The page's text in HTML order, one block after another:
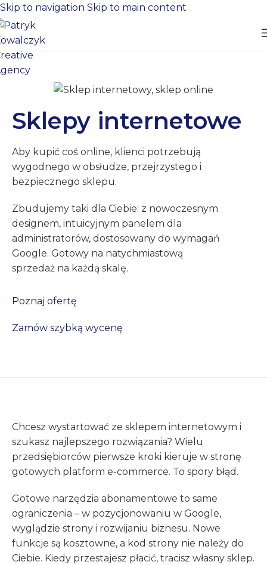
Skip to navigation Skip to main content
Sklepy internetowe
Aby kupić coś online, klienci potrzebują
wygodnego w obsłudze, przejrzystego i
bezpiecznego sklepu.
Zbudujemy taki dla Ciebie: z nowoczesnym
designem, intuicyjnym panelem dla
administratorów, dostosowany do wymagań
Google. Gotowy na natychmiastową
sprzedaż na każdą skalę.
Poznaj ofertę
Zamów szybką wycenę
Chcesz wystartować ze sklepem internetowym i
szukasz najlepszego rozwiązania? Wielu
przedsiębiorców pierwsze kroki kieruje w stronę
gotowych platform e-commerce. To spory błąd.
Gotowe narzędzia abonamentowe to same
ograniczenia – w pozycjonowaniu w Google,
wyglądzie strony i rozwijaniu biznesu. Nowe
funkcje są kosztowne, a kod strony nie należy do
Ciebie. Kiedy przestajesz płacić, tracisz własny sklep.